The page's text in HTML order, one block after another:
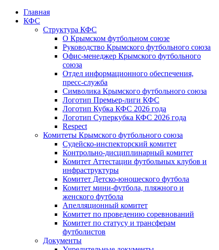
Главная
КФС
Структура КФС
О Крымском футбольном союзе
Руководство Крымского футбольного союза
Офис-менеджер Крымского футбольного
союза
Отдел информационного обеспечения,
пресс-служба
Символика Крымского футбольного союза
Логотип Премьер-лиги КФС
Логотип Кубка КФС 2026 года
Логотип Суперкубка КФС 2026 года
Respect
Комитеты Крымского футбольного союза
Судейско-инспекторский комитет
Контрольно-дисциплинарный комитет
Комитет Аттестации футбольных клубов и
инфраструктуры
Комитет Детско-юношеского футбола
Комитет мини-футбола, пляжного и
женского футбола
Апелляционный комитет
Комитет по проведению соревнований
Комитет по статусу и трансферам
футболистов
Документы